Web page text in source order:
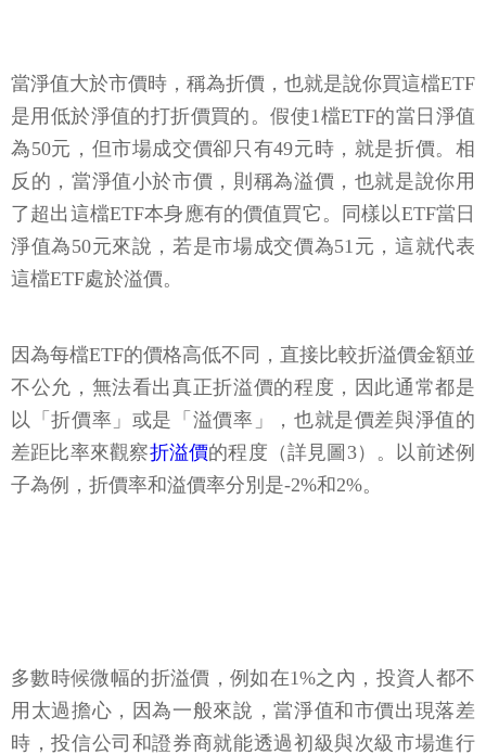
當淨值大於市價時，稱為折價，也就是說你買這檔ETF
是用低於淨值的打折價買的。假使1檔ETF的當日淨值
為50元，但市場成交價卻只有49元時，就是折價。相
反的，當淨值小於市價，則稱為溢價，也就是說你用
了超出這檔ETF本身應有的價值買它。同樣以ETF當日
淨值為50元來說，若是市場成交價為51元，這就代表
這檔ETF處於溢價。
因為每檔ETF的價格高低不同，直接比較折溢價金額並
不公允，無法看出真正折溢價的程度，因此通常都是
以「折價率」或是「溢價率」，也就是價差與淨值的
差距比率來觀察折溢價的程度（詳見圖3）。以前述例
子為例，折價率和溢價率分別是-2%和2%。
多數時候微幅的折溢價，例如在1%之內，投資人都不
用太過擔心，因為一般來說，當淨值和市價出現落差
時，投信公司和證券商就能透過初級與次級市場進行